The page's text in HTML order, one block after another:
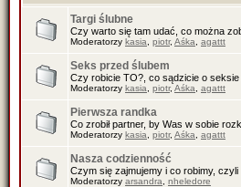
Targi ślubne
Czy warto się tam udać, co można
Moderatorzy kasia piotr, Aśka agattt
Seks przed ślubem
Czy robicie TO?, co sądzicie o seksie
Moderatorzy kasia piotr, Aśka agattt
Pierwsza randka
Co zrobił partner, by Was w sobie
Moderatorzy kasia piotr, Aśka agattt
Nasza codzienność
Czym się zajmujemy i co robimy,
Moderatorzy arsandra nheledore